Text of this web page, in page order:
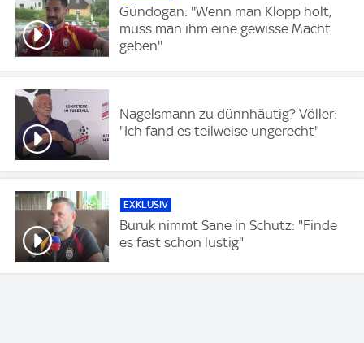
Gündogan: ''Wenn man Klopp holt,
muss man ihm eine gewisse Macht
geben''
Nagelsmann zu dünnhäutig? Völler:
"Ich fand es teilweise ungerecht"
EXKLUSIV
Buruk nimmt Sane in Schutz: "Finde
es fast schon lustig"